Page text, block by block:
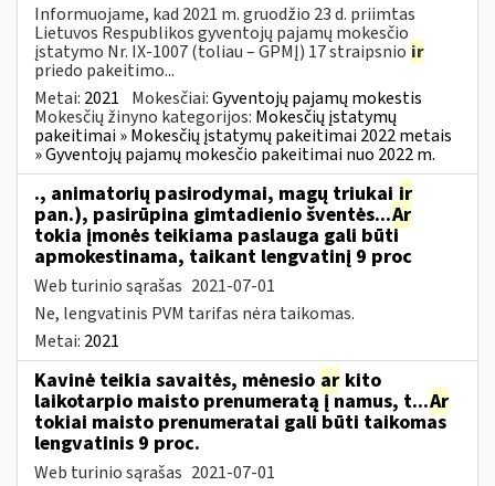
Informuojame, kad 2021 m. gruodžio 23 d. priimtas
Lietuvos Respublikos gyventojų pajamų mokesčio
įstatymo Nr. IX-1007 (toliau – GPMĮ) 17 straipsnio ir
priedo pakeitimo...
Metai: 2021 Mokesčiai:Gyventojų pajamų mokestis
Mokesčių žinyno kategorijos: Mokesčių įstatymų
pakeitimai » Mokesčių įstatymų pakeitimai 2022 metais
» Gyventojų pajamų mokesčio pakeitimai nuo 2022 m.
., animatorių pasirodymai, magų triukai ir
pan.), pasirūpina gimtadienio šventės...Ar
tokia įmonės teikiama paslauga gali būti
apmokestinama, taikant lengvatinį 9 proc
Web turinio sąrašas 2021-07-01
Ne, lengvatinis PVM tarifas nėra taikomas.
Metai: 2021
Kavinė teikia savaitės, mėnesio ar kito
laikotarpio maisto prenumeratą į namus, t...Ar
tokiai maisto prenumeratai gali būti taikomas
lengvatinis 9 proc.
Web turinio sąrašas 2021-07-01